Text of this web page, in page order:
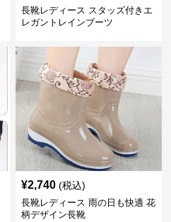
長靴レディース スタッズ付きエ
レガントレインブーツ
¥2,740 (税込)
長靴レディース 雨の日も快適 花
柄デザイン長靴